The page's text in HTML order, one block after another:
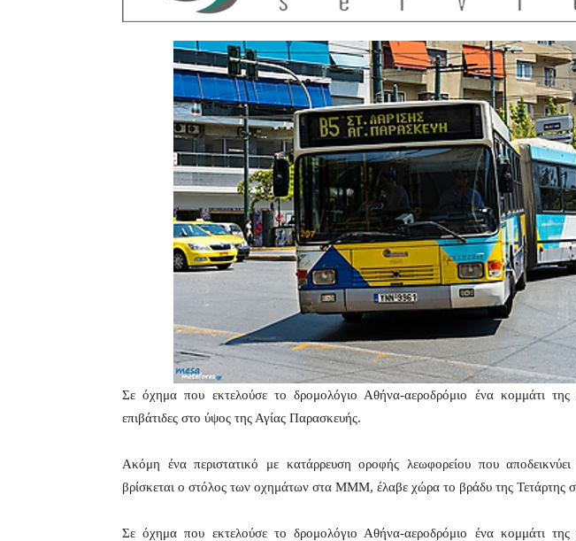
Σε όχημα που εκτελούσε το δρομολόγιο Αθήνα-αεροδρόμιο ένα κομμάτι
επιβάτιδες στο ύψος της Αγίας Παρασκευής.
Ακόμη ένα περιστατικό με κατάρρευση οροφής λεωφορείου που
βρίσκεται ο στόλος των οχημάτων στα ΜΜΜ, έλαβε χώρα το βράδυ της Τετάρτης
Σε όχημα που εκτελούσε το δρομολόγιο Αθήνα-αεροδρόμιο ένα κομμάτι